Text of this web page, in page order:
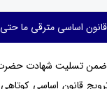
اساسی مترقی ما
ضمن تسلیت شهادت
قانون اساسی